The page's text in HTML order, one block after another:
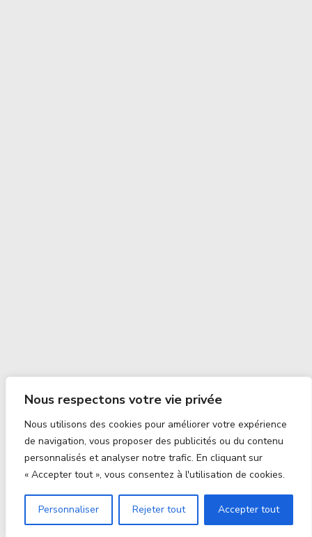
Nous respectons votre vie privée
Nous utilisons des cookies pour améliorer votre expérience
de navigation, vous proposer des publicités ou du contenu
personnalisés et analyser notre trafic. En cliquant sur
« Accepter tout », vous consentez à l'utilisation de cookies.
Personnaliser Rejeter tout Accepter tout